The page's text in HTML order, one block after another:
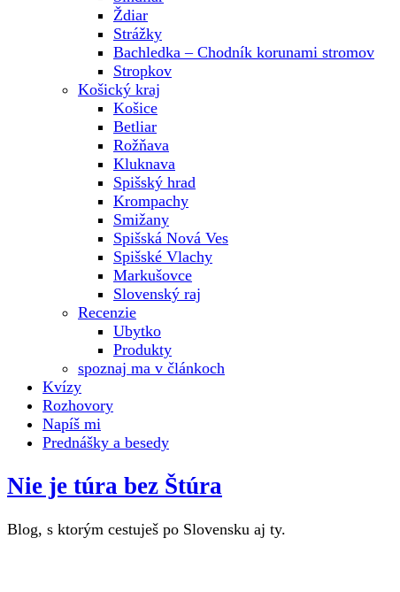
Ždiar
Strážky
Bachledka – Chodník korunami stromov
Stropkov
Košický kraj
Košice
Betliar
Rožňava
Kluknava
Spišský hrad
Krompachy
Smižany
Spišská Nová Ves
Spišské Vlachy
Markušovce
Slovenský raj
Recenzie
Ubytko
Produkty
spoznaj ma v článkoch
Kvízy
Rozhovory
Napíš mi
Prednášky a besedy
Nie je túra bez Štúra
Blog, s ktorým cestuješ po Slovensku aj ty.